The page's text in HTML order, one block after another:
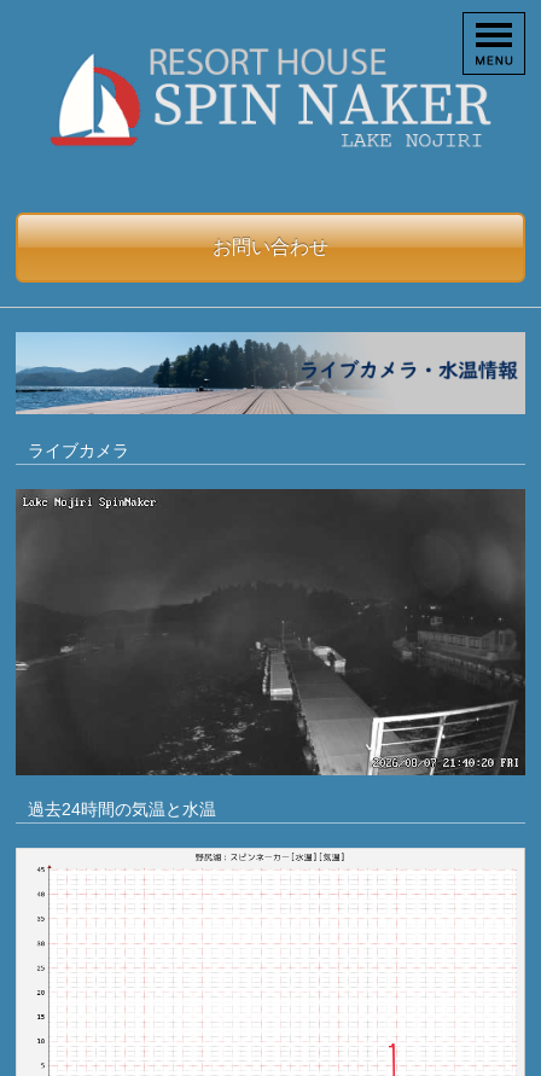
お問い合わせ
ライブカメラ
過去24時間の気温と水温